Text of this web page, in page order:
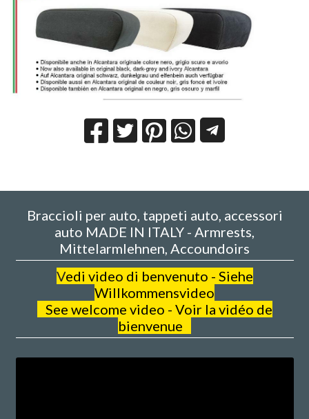
Braccioli per auto, tappeti auto, accessori
auto MADE IN ITALY - Armrests,
Mittelarmlehnen, Accoundoirs
Vedi video di benvenuto - Siehe
Willkommensvideo
See welcome video - Voir la vidéo de
bienvenue